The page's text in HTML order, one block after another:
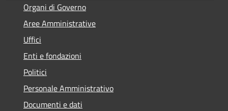
Organi di Governo
Aree Amministrative
Uffici
Enti e fondazioni
Politici
Personale Amministrativo
Documenti e dati